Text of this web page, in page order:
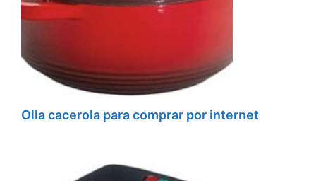
Olla cacerola para comprar por internet